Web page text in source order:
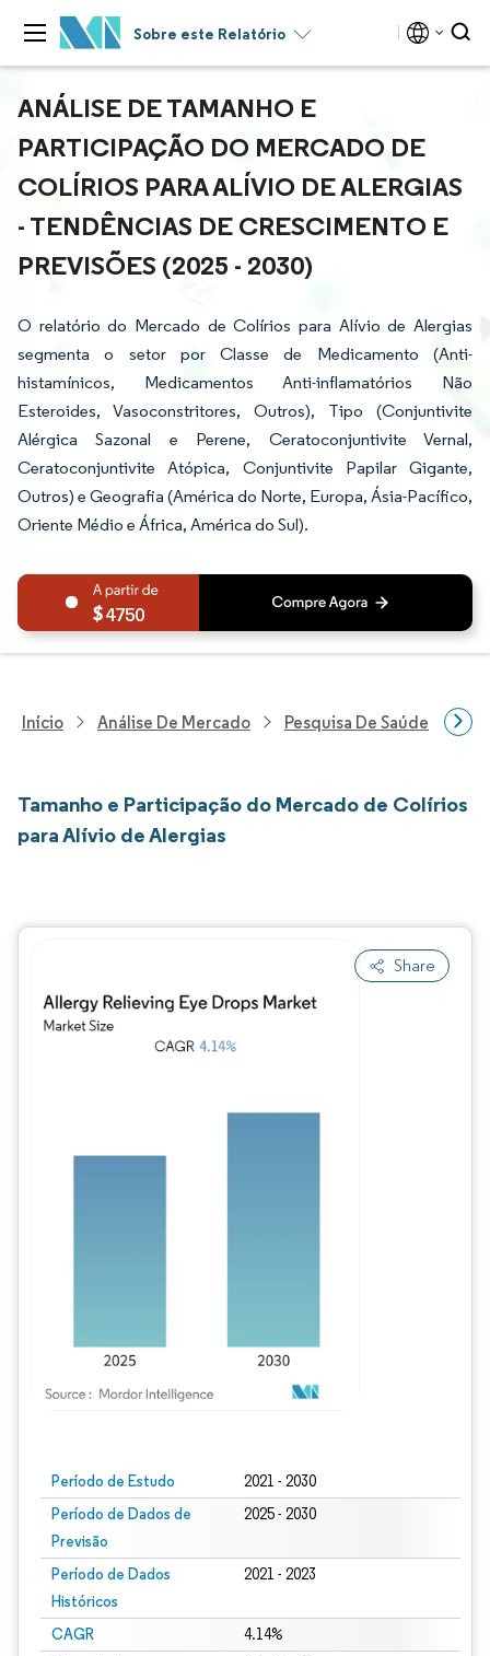
Sobre este Relatório
ANÁLISE DE TAMANHO E
PARTICIPAÇÃO DO MERCADO DE
COLÍRIOS PARA ALÍVIO DE ALERGIAS
- TENDÊNCIAS DE CRESCIMENTO E
PREVISÕES (2025 - 2030)
O relatório do Mercado de Colírios para Alívio de Alergias
segmenta o setor por Classe de Medicamento (Anti-
histamínicos, Medicamentos Anti-inflamatórios Não
Esteroides, Vasoconstritores, Outros), Tipo (Conjuntivite
Alérgica Sazonal e Perene, Ceratoconjuntivite Vernal,
Ceratoconjuntivite Atópica, Conjuntivite Papilar Gigante,
Outros) e Geografia (América do Norte, Europa, Ásia-Pacífico,
Oriente Médio e África, América do Sul).
4750
Início Análise De Mercado Pesquisa De Saúde
Tamanho e Participação do Mercado de Colírios
para Alívio de Alergias
Share
Período de Estudo 2021 - 2030
Período de Dados de
Previsão
2025 - 2030
Período de Dados
Históricos
2021 - 2023
CAGR 4.14%